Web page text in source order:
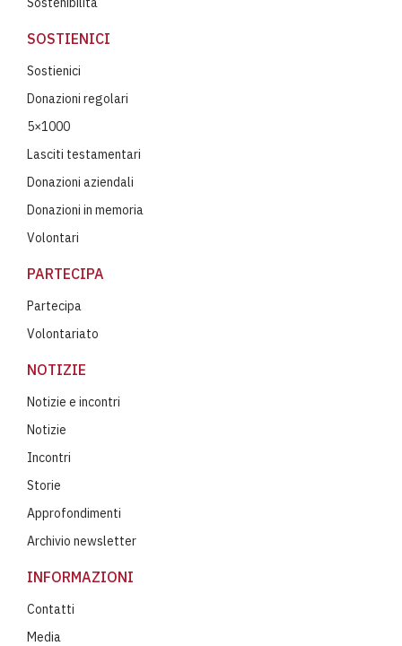
SOSTIENICI
Sostienici
Donazioni regolari
5×1000
Lasciti testamentari
Donazioni aziendali
Donazioni in memoria
Volontari
PARTECIPA
Partecipa
Volontariato
NOTIZIE
Notizie e incontri
Notizie
Incontri
Storie
Approfondimenti
Archivio newsletter
INFORMAZIONI
Contatti
Media